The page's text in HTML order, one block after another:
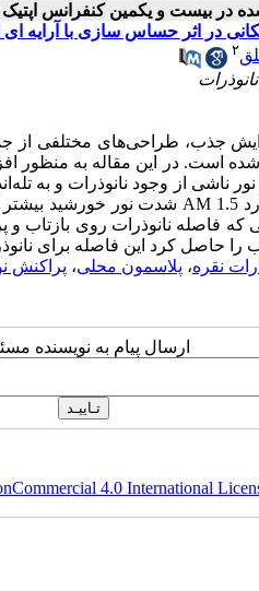
در اثر حساس سازی با آرایه ای
۲
جذب، طراحی‌های مختلفی از
است. در این مقاله به منظور
ناشی از وجود نانوذرات و به
فاصله نانوذرات روی بازتاب و
نانوذرات با قطر 40 و 80 نانومتر به ترتیب 40 و 60
نقره، پلاسمون محلی، پراکنش
ارسال پیام به نویسنده
4.0 International